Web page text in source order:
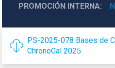
PROMOCIÓN INTERNA
PS-2025-078 Bases de
ChronoGal 2025